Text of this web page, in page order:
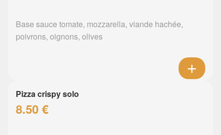
Base sauce tomate, mozzarella, viande hachée,
poivrons, oignons, olives
Pizza crispy solo
8.50 €